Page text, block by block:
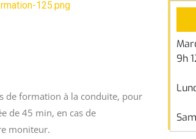
125.png
de formation à la conduite, pour
de 45 min, en cas de
votre moniteur.
9h